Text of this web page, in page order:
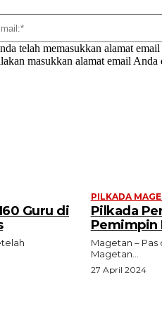
telah memasukkan alamat
masukkan alamat email Anda
Guru di
PILKADA
Pilkada
Pemimpin
Magetan – Pas
Magetan...
27 April 2024